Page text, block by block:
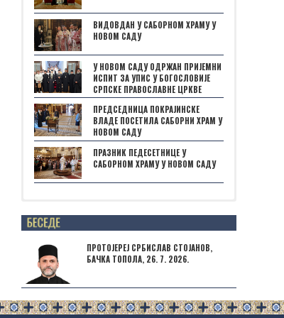
ВИДОВДАН У САБОРНОМ ХРАМУ У
НОВОМ САДУ
У НОВОМ САДУ ОДРЖАН ПРИЈЕМНИ
ИСПИТ ЗА УПИС У БОГОСЛОВИЈЕ
СРПСКЕ ПРАВОСЛАВНЕ ЦРКВЕ
ПРЕДСЕДНИЦА ПОКРАЈИНСКЕ
ВЛАДЕ ПОСЕТИЛА САБОРНИ ХРАМ У
НОВОМ САДУ
ПРАЗНИК ПЕДЕСЕТНИЦЕ У
САБОРНОМ ХРАМУ У НОВОМ САДУ
Posts not found
ПРОТОЈЕРЕЈ СРБИСЛАВ СТОЈАНОВ,
БАЧКА ТОПОЛА, 26. 7. 2026.